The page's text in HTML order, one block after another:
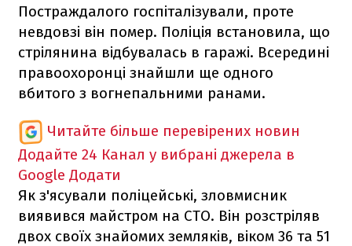
Постраждалого госпіталізували, проте
невдовзі він помер. Поліція встановила, що
стрілянина відбувалась в гаражі. Всередині
правоохоронці знайшли ще одного
вбитого з вогнепальними ранами.
Читайте більше перевірених новин
Додайте 24 Канал у вибрані джерела в
Google Додати
Як з'ясували поліцейські, зловмисник
виявився майстром на СТО. Він розстріляв
двох своїх знайомих земляків, віком 36 та 51